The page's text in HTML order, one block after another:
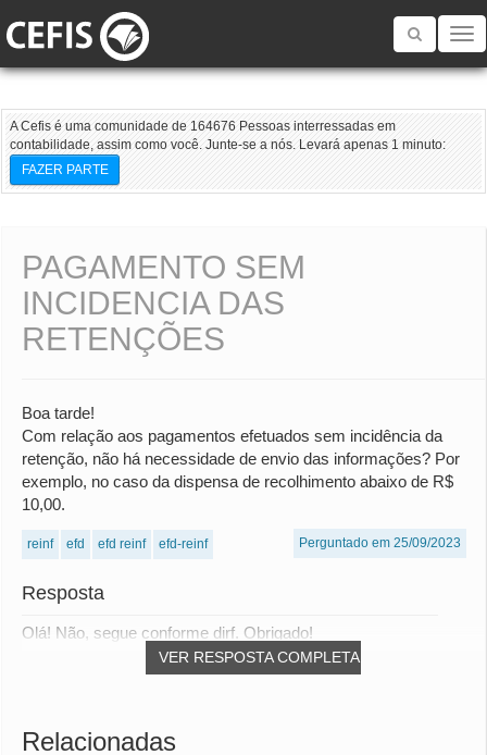
Toggle
A Cefis é uma comunidade de 164676 Pessoas interressadas em
contabilidade, assim como você. Junte-se a nós. Levará apenas 1 minuto:
FAZER PARTE
PAGAMENTO SEM
INCIDENCIA DAS
RETENÇÕES
Boa tarde!
Com relação aos pagamentos efetuados sem incidência da
retenção, não há necessidade de envio das informações? Por
exemplo, no caso da dispensa de recolhimento abaixo de R$
10,00.
reinf efd efd reinf efd-reinf Perguntado em 25/09/2023
Resposta
VER RESPOSTA COMPLETA
Olá! Não, segue conforme dirf. Obrigado!
Relacionadas